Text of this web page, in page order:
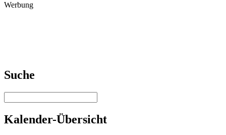
Werbung
Suche
Kalender-Übersicht